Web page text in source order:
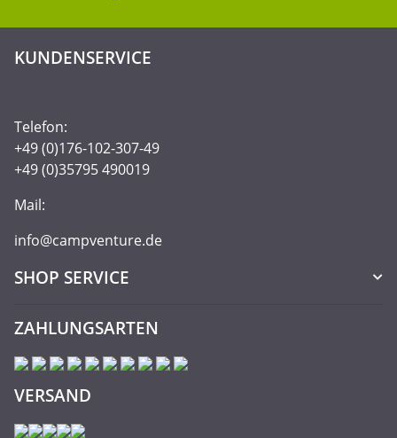
KUNDENSERVICE
Telefon:
+49 (0)176-102-307-49
+49 (0)35795 490019
Mail:
info@campventure.de
SHOP SERVICE
ZAHLUNGSARTEN
VERSAND